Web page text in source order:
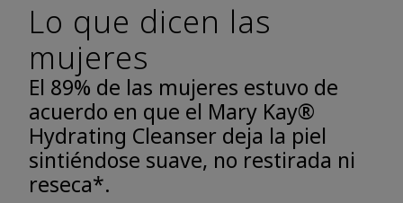
Lo que dicen las
mujeres
El 89% de las mujeres estuvo de
acuerdo en que el Mary Kay®
Hydrating Cleanser deja la piel
sintiéndose suave, no restirada ni
reseca*.